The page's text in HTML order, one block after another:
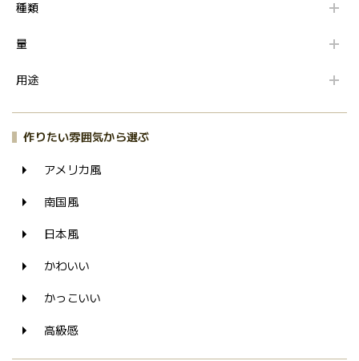
種類
量
用途
作りたい雰囲気から選ぶ
アメリカ風
南国風
日本風
かわいい
かっこいい
高級感